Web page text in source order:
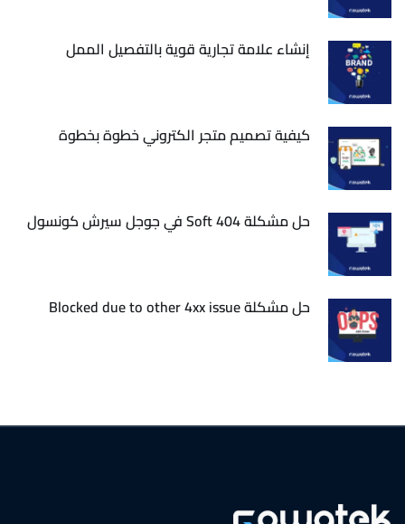
إنشاء علامة تجارية قوية بالتفصيل الممل
كيفية تصميم متجر الكتروني خطوة بخطوة
حل مشكلة Soft 404 في جوجل سيرش كونسول
حل مشكلة Blocked due to other 4xx issue